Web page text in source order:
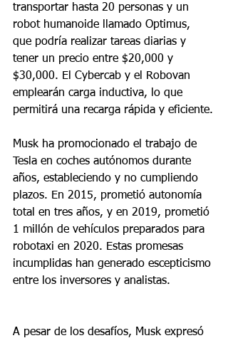
transportar hasta 20 personas y un
robot humanoide llamado Optimus,
que podría realizar tareas diarias y
tener un precio entre $20,000 y
$30,000. El Cybercab y el Robovan
emplearán carga inductiva, lo que
permitirá una recarga rápida y eficiente.
Musk ha promocionado el trabajo de
Tesla en coches autónomos durante
años, estableciendo y no cumpliendo
plazos. En 2015, prometió autonomía
total en tres años, y en 2019, prometió
1 millón de vehículos preparados para
robotaxi en 2020. Estas promesas
incumplidas han generado escepticismo
entre los inversores y analistas.
A pesar de los desafíos, Musk expresó